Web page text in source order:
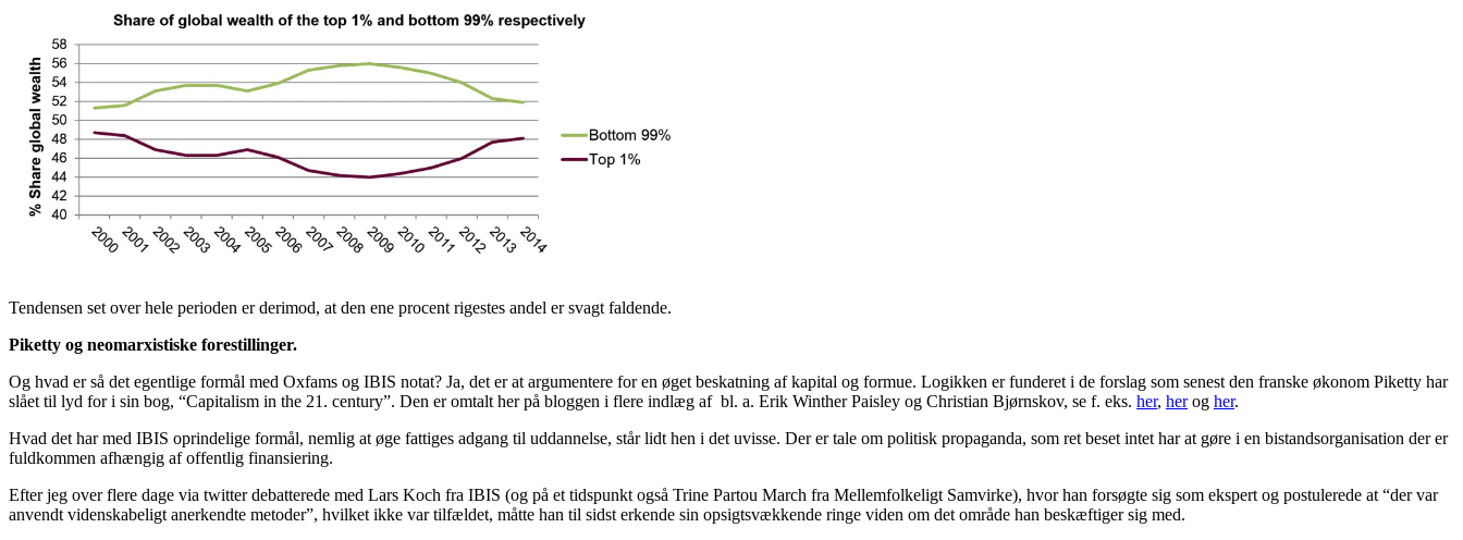
Tendensen set over hele perioden er derimod, at den ene procent rigestes andel er svagt faldende.
Piketty og neomarxistiske forestillinger.
Og hvad er så det egentlige formål med Oxfams og IBIS notat? Ja, det er at argumentere for en øget beskatning af kapital og formue. Logikken er funderet i de forslag som senest den franske økonom Piketty har
slået til lyd for i sin bog, “Capitalism in the 21. century”. Den er omtalt her på bloggen i flere indlæg af bl. a. Erik Winther Paisley og Christian Bjørnskov, se f. eks. her, herog her.
Hvad det har med IBIS oprindelige formål, nemlig at øge fattiges adgang til uddannelse, står lidt hen i det uvisse. Der er tale om politisk propaganda, som ret beset intet har at gøre i en bistandsorganisation der er
fuldkommen afhængig af offentlig finansiering.
Efter jeg over flere dage via twitter debatterede med Lars Koch fra IBIS (og på et tidspunkt også Trine Partou March fra Mellemfolkeligt Samvirke), hvor han forsøgte sig som ekspert og postulerede at “der var
anvendt videnskabeligt anerkendte metoder”, hvilket ikke var tilfældet, måtte han til sidst erkende sin opsigtsvækkende ringe viden om det område han beskæftiger sig med.